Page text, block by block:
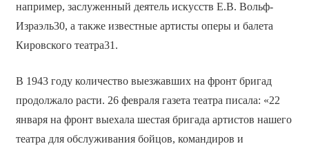
например, заслуженный деятель искусств Е.В. Вольф-
Израэль30, а также известные артисты оперы и балета
Кировского театра31.
В 1943 году количество выезжавших на фронт бригад
продолжало расти. 26 февраля газета театра писала: «22
января на фронт выехала шестая бригада артистов нашего
театра для обслуживания бойцов, командиров и